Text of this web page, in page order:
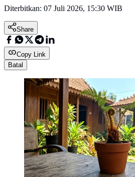
Diterbitkan: 07 Juli 2026, 15:30 WIB
Share
Copy Link
Batal